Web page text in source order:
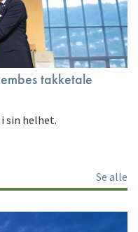
takketale
sin helhet.
Se alle